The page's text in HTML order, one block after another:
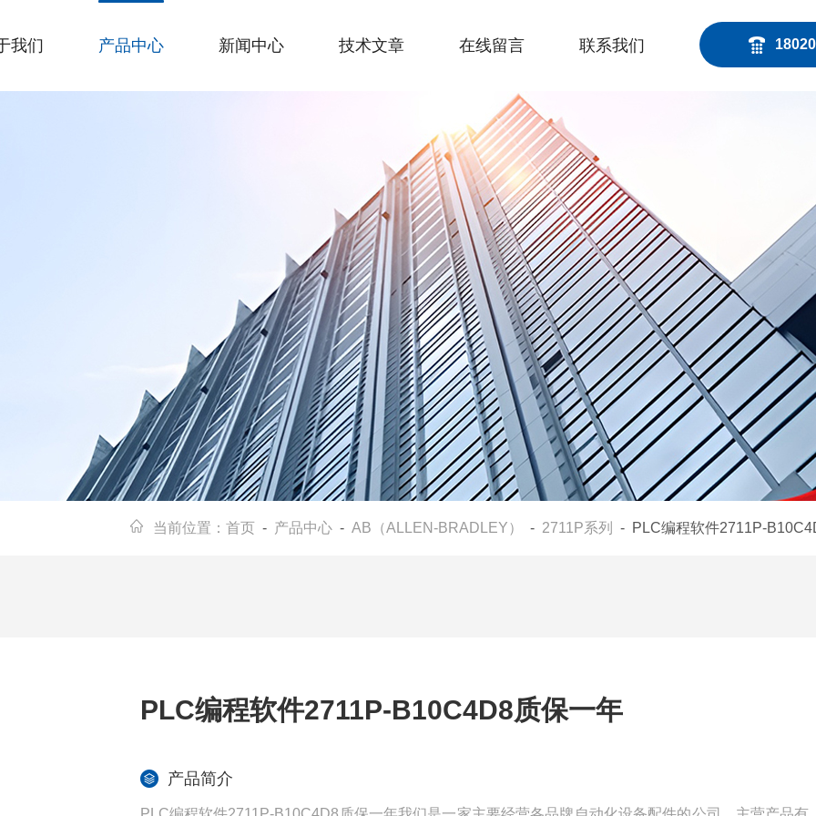
我们 产品中心 新闻中心 技术文章 在线留言 联系我们
当前位置： 首页 - 产品中心 - AB（ALLEN-BRADLEY） - 2711P系列 - PLC编程软件2711P-
PLC编程软件2711P-B10C4D8质保一年
产品简介